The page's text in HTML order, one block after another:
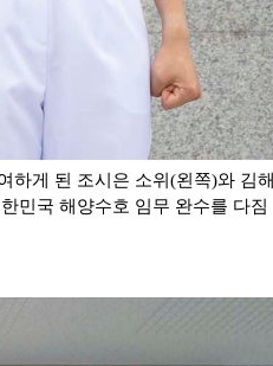
하게 된 조시은 소위(왼쪽)와 김해
민국 해양수호 임무 완수를 다짐